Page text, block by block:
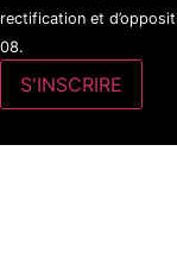
rectification et
08.